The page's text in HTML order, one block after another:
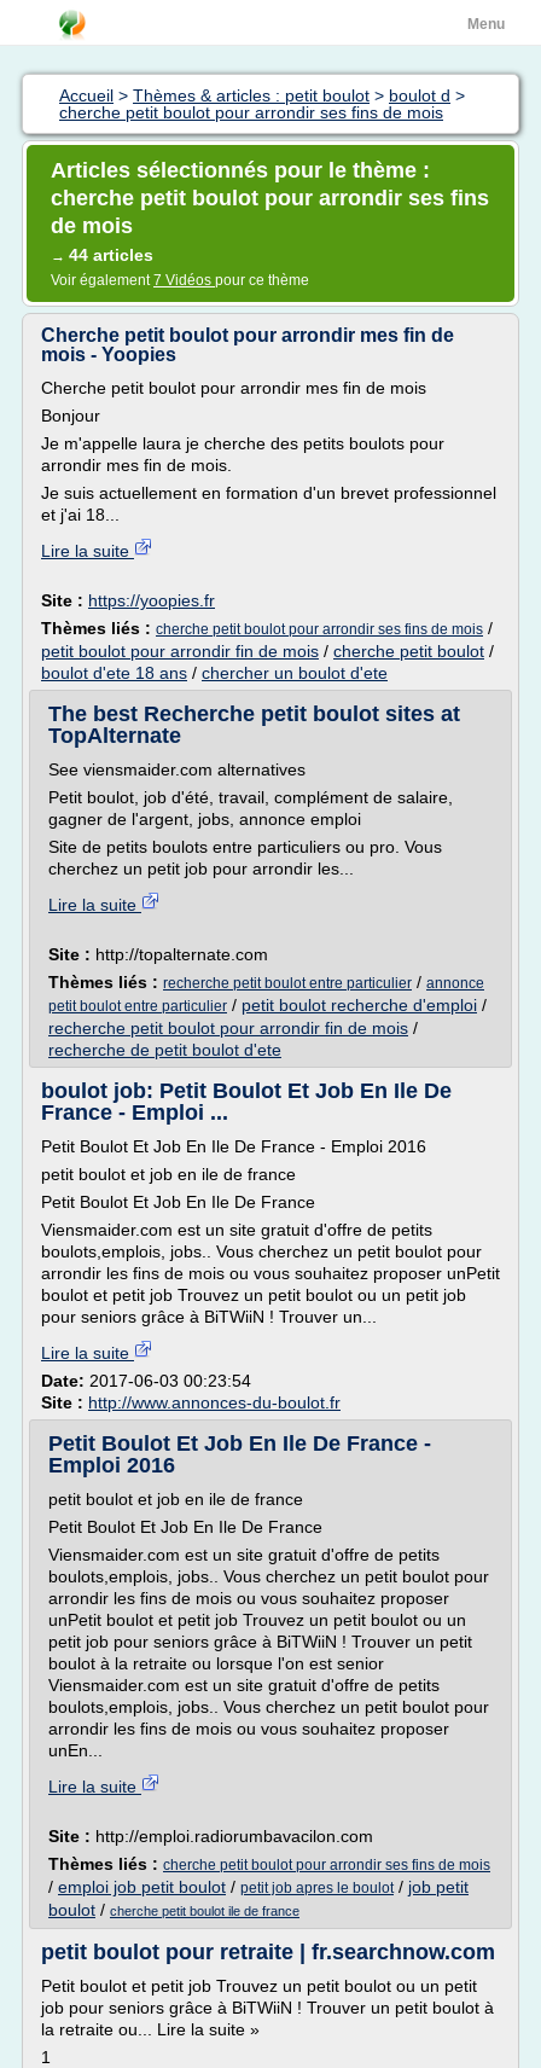
Menu
Accueil > Thèmes & articles : petit boulot > boulot d >
cherche petit boulot pour arrondir ses fins de mois
Articles sélectionnés pour le thème :
cherche petit boulot pour arrondir ses fins
de mois
→ 44 articles
Voir également7 Vidéos pour ce thème
Cherche petit boulot pour arrondir mes fin de
mois - Yoopies
Cherche petit boulot pour arrondir mes fin de mois
Bonjour
Je m'appelle laura je cherche des petits boulots pour
arrondir mes fin de mois.
Je suis actuellement en formation d'un brevet professionnel
et j'ai 18...
Lire la suite
Site : https://yoopies.fr
Thèmes liés : cherche petit boulot pour arrondir ses fins de mois /
petit boulot pour arrondir fin de mois / cherche petit boulot /
boulot d'ete 18 ans / chercher un boulot d'ete
The best Recherche petit boulot sites at
TopAlternate
See viensmaider.com alternatives
Petit boulot, job d'été, travail, complément de salaire,
gagner de l'argent, jobs, annonce emploi
Site de petits boulots entre particuliers ou pro. Vous
cherchez un petit job pour arrondir les...
Lire la suite
Site : http://topalternate.com
Thèmes liés : recherche petit boulot entre particulier / annonce
petit boulot entre particulier / petit boulot recherche d'emploi /
recherche petit boulot pour arrondir fin de mois /
recherche de petit boulot d'ete
boulot job: Petit Boulot Et Job En Ile De
France - Emploi ...
Petit Boulot Et Job En Ile De France - Emploi 2016
petit boulot et job en ile de france
Petit Boulot Et Job En Ile De France
Viensmaider.com est un site gratuit d'offre de petits
boulots,emplois, jobs.. Vous cherchez un petit boulot pour
arrondir les fins de mois ou vous souhaitez proposer unPetit
boulot et petit job Trouvez un petit boulot ou un petit job
pour seniors grâce à BiTWiiN ! Trouver un...
Lire la suite
Date: 2017-06-03 00:23:54
Site : http://www.annonces-du-boulot.fr
Petit Boulot Et Job En Ile De France -
Emploi 2016
petit boulot et job en ile de france
Petit Boulot Et Job En Ile De France
Viensmaider.com est un site gratuit d'offre de petits
boulots,emplois, jobs.. Vous cherchez un petit boulot pour
arrondir les fins de mois ou vous souhaitez proposer
unPetit boulot et petit job Trouvez un petit boulot ou un
petit job pour seniors grâce à BiTWiiN ! Trouver un petit
boulot à la retraite ou lorsque l'on est senior
Viensmaider.com est un site gratuit d'offre de petits
boulots,emplois, jobs.. Vous cherchez un petit boulot pour
arrondir les fins de mois ou vous souhaitez proposer
unEn...
Lire la suite
Site : http://emploi.radiorumbavacilon.com
Thèmes liés : cherche petit boulot pour arrondir ses fins de mois
/ emploi job petit boulot / petit job apres le boulot/ job petit
boulot / cherche petit boulot ile de france
petit boulot pour retraite | fr.searchnow.com
Petit boulot et petit job Trouvez un petit boulot ou un petit
job pour seniors grâce à BiTWiiN ! Trouver un petit boulot à
la retraite ou... Lire la suite »
1